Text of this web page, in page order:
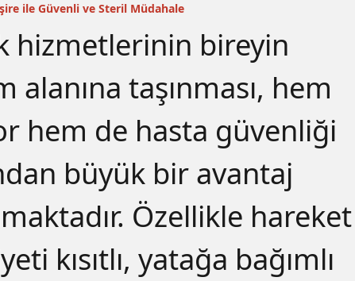
ile Güvenli ve Steril Müdahale
hizmetlerinin bireyin
alanına taşınması, hem
hem de hasta güvenliği
büyük bir avantaj
Özellikle hareket
kısıtlı, yatağa bağımlı